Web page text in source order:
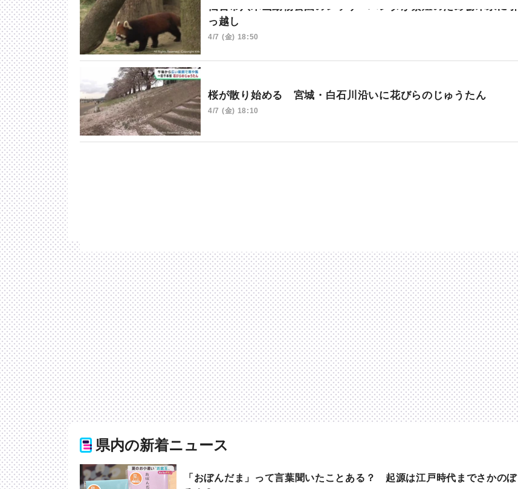
仙台市八木山動物公園のレッサーパンダが繁殖のため栃木県に引
っ越し
4/7 (金) 18:50
桜が散り始める 宮城・白石川沿いに花びらのじゅうたん
4/7 (金) 18:10
県内の新着ニュース
「おぼんだま」って言葉聞いたことある？ 起源は江戸時代までさかのぼ